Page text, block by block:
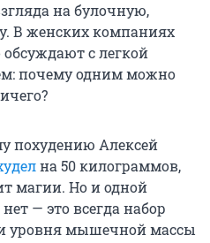
на булочную,
В женских компаниях
с легкой
почему одним можно
похудению Алексей
на 50 килограммов,
магии. Но и одной
— это всегда набор
уровня мышечной массы